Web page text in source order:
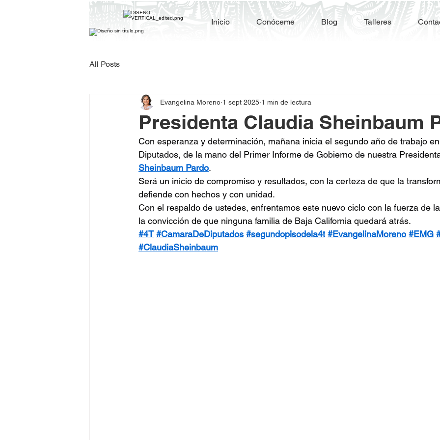
Inicio Conóceme Blog Talleres
All Posts
Presidenta Claudia Sheinbaum
Evangelina Moreno 1 sept 2025 1 min de lectura
Con esperanza y determinación, mañana inicia el segundo año de trabajo
Diputados, de la mano del Primer Informe de Gobierno de nuestra
Sheinbaum Pardo.
Será un inicio de compromiso y resultados, con la certeza de que la
defiende con hechos y con unidad.
Con el respaldo de ustedes, enfrentamos este nuevo ciclo con la fuerza de
la convicción de que ninguna familia de Baja California quedará atrás.
#4T #CamaraDeDiputados #segundopisodela4t #EvangelinaMoreno #EMG
#ClaudiaSheinbaum